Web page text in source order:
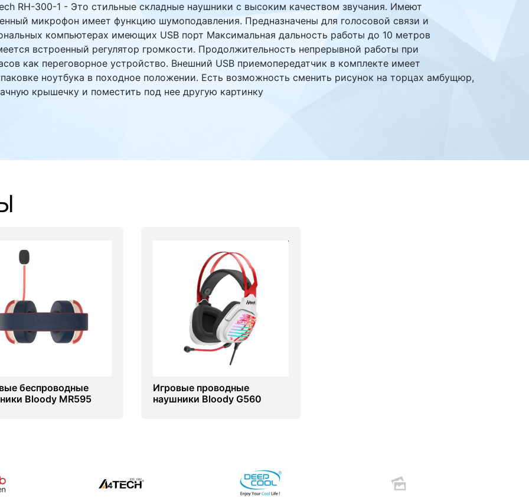
RH-300-1 - Это стильные складные наушники с высоким качеством звучания. Имеют
микрофон имеет функцию шумоподавления. Предназначены для голосовой связи и
компьютерах имеющих USB порт Максимальная дальность работы до 10 метров
встроенный регулятор громкости. Продолжительность непрерывной работы при
как переговорное устройство. Внешний USB приемопередатчик в комплекте имеет
ноутбука в походное положении. Есть возможность сменить рисунок на торцах амбущюр,
крышечку и поместить под нее другую картинку
беспроводные
Bloody MR595
Игровые проводные
наушники Bloody G560